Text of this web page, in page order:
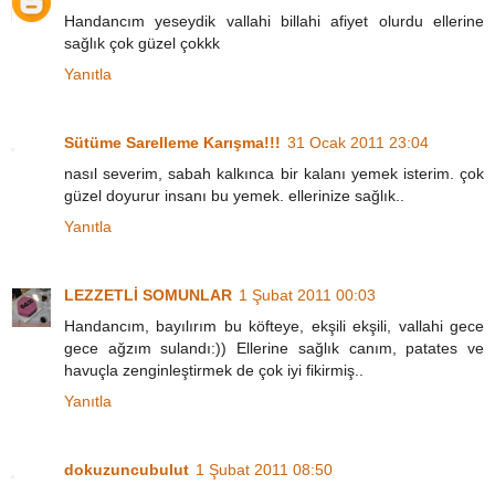
Handancım yeseydik vallahi billahi afiyet olurdu ellerine
sağlık çok güzel çokkk
Yanıtla
Sütüme Sarelleme Karışma!!! 31 Ocak 2011 23:04
nasıl severim, sabah kalkınca bir kalanı yemek isterim. çok
güzel doyurur insanı bu yemek. ellerinize sağlık..
Yanıtla
LEZZETLİ SOMUNLAR 1 Şubat 2011 00:03
Handancım, bayılırım bu köfteye, ekşili ekşili, vallahi gece
gece ağzım sulandı:)) Ellerine sağlık canım, patates ve
havuçla zenginleştirmek de çok iyi fikirmiş..
Yanıtla
dokuzuncubulut 1 Şubat 2011 08:50